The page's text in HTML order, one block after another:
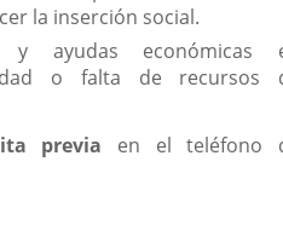
la inserción social.
y ayudas económicas
o falta de recursos
previa en el teléfono